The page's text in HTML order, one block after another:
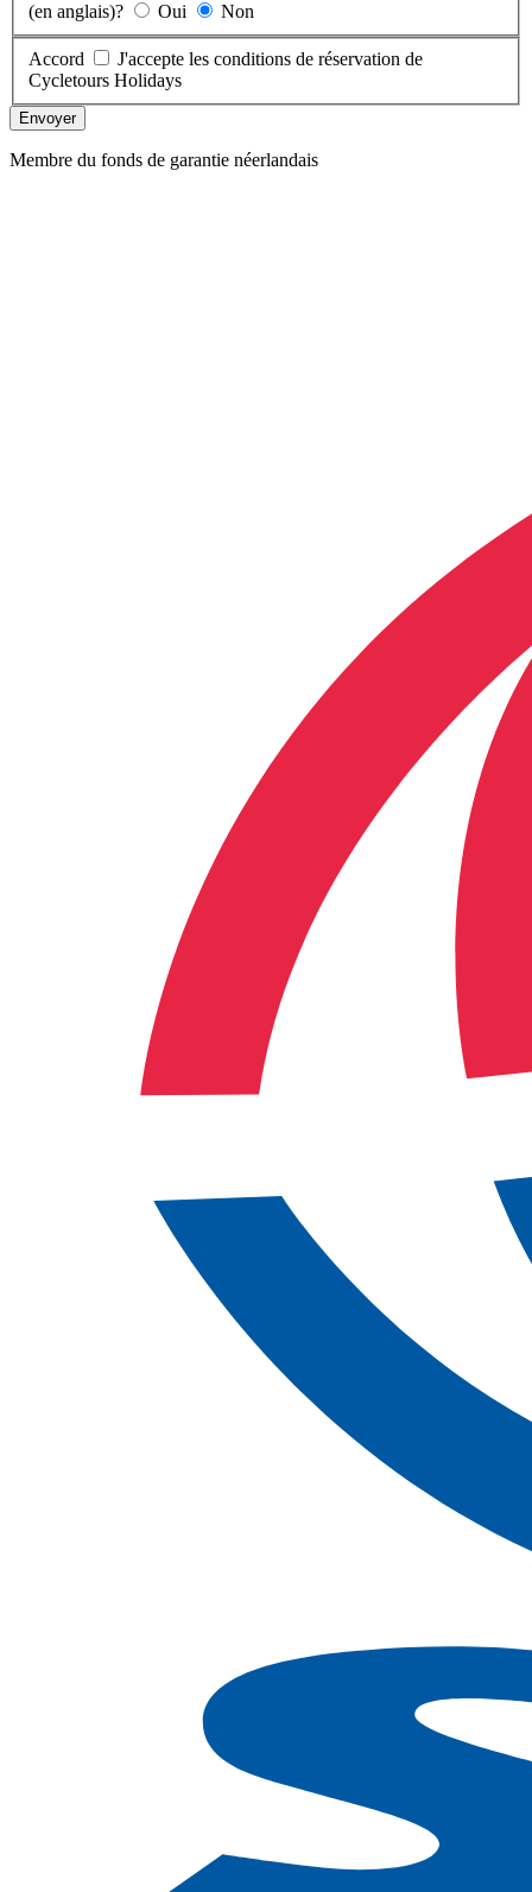
(en anglais)?
Oui Non
Accord
J'accepte les conditions de réservation de
Cycletours Holidays
Envoyer
Membre du fonds de garantie néerlandais